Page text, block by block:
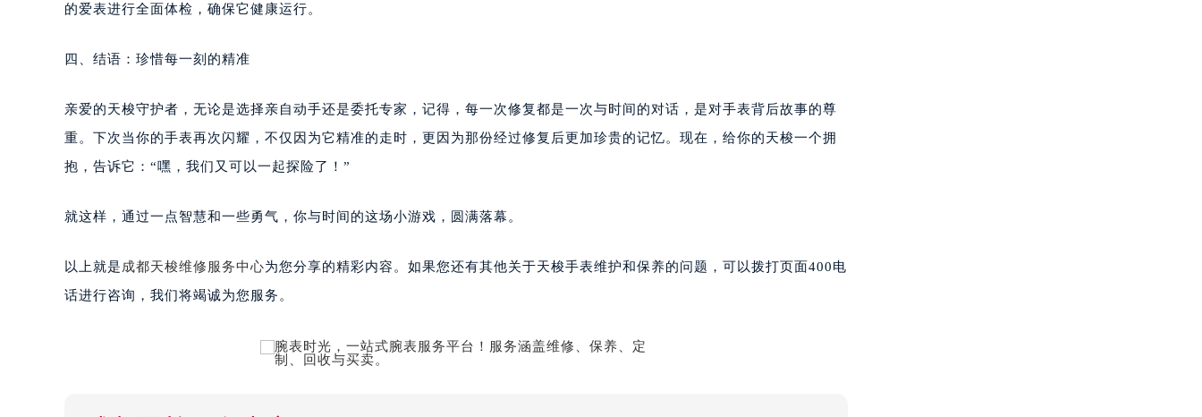
的爱表进行全面体检，确保它健康运行。
四、结语：珍惜每一刻的精准
亲爱的天梭守护者，无论是选择亲自动手还是委托专家，记得，每一次修复都是一次与时间的对话，是对手表背后故事的尊
重。下次当你的手表再次闪耀，不仅因为它精准的走时，更因为那份经过修复后更加珍贵的记忆。现在，给你的天梭一个拥
抱，告诉它：“嘿，我们又可以一起探险了！”
就这样，通过一点智慧和一些勇气，你与时间的这场小游戏，圆满落幕。
以上就是 成都天梭维修服务中心为您分享的精彩内容。如果您还有其他关于天梭手表维护和保养的问题，可以拨打页面400电
话进行咨询，我们将竭诚为您服务。